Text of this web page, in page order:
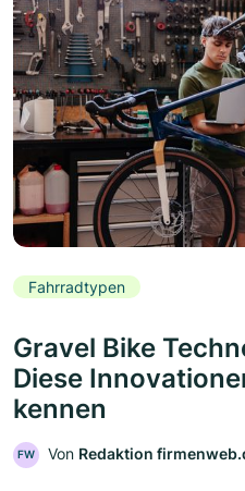
Fahrradtypen
Gravel Bike
Diese
kennen
FW Von Redaktion